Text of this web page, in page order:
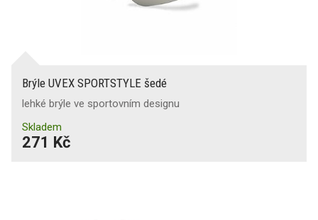
Brýle UVEX SPORTSTYLE šedé
lehké brýle ve sportovním designu
Skladem
271 Kč